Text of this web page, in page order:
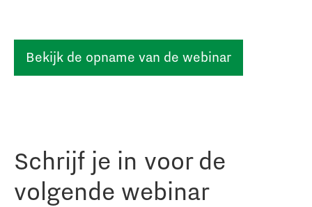
Bekijk de opname van de webinar
Schrijf je in voor de
volgende webinar